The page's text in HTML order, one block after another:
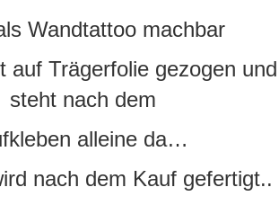
Wandtattoo machbar
auf Trägerfolie gezogen und
steht nach dem
alleine da…
nach dem Kauf gefertigt..